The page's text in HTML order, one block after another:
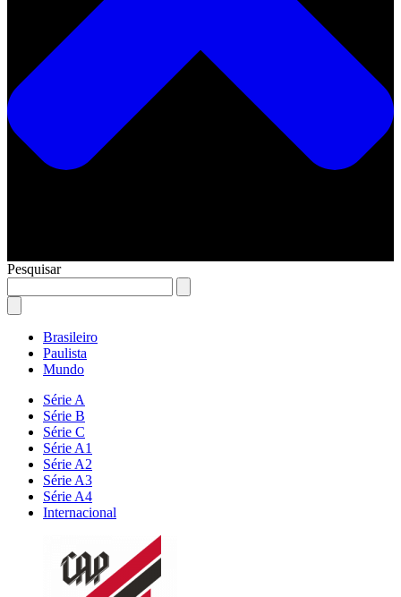
Pesquisar
Brasileiro
Paulista
Mundo
Série A
Série B
Série C
Série A1
Série A2
Série A3
Série A4
Internacional